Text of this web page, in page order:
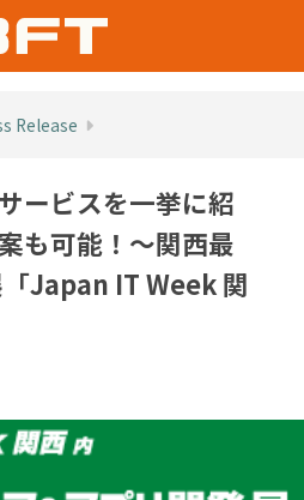
Release
ービスを一挙に紹
も可能！～関西最
Japan IT Week 関